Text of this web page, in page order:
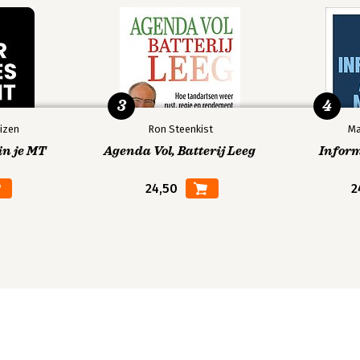
je MT
Ron Steenkist
Agenda Vol, Batterij Leeg
24,50
3 4